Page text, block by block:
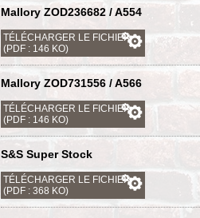
Mallory ZOD236682 / A554
TÉLÉCHARGER LE FICHIER
(PDF : 146 KO)
Mallory ZOD731556 / A566
TÉLÉCHARGER LE FICHIER
(PDF : 146 KO)
S&S Super Stock
TÉLÉCHARGER LE FICHIER
(PDF : 368 KO)